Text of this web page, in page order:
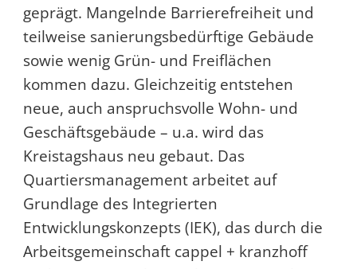
geprägt. Mangelnde Barrierefreiheit und
teilweise sanierungsbedürftige Gebäude
sowie wenig Grün- und Freiflächen
kommen dazu. Gleichzeitig entstehen
neue, auch anspruchsvolle Wohn- und
Geschäftsgebäude – u.a. wird das
Kreistagshaus neu gebaut. Das
Quartiersmanagement arbeitet auf
Grundlage des Integrierten
Entwicklungskonzepts (IEK), das durch die
Arbeitsgemeinschaft cappel + kranzhoff